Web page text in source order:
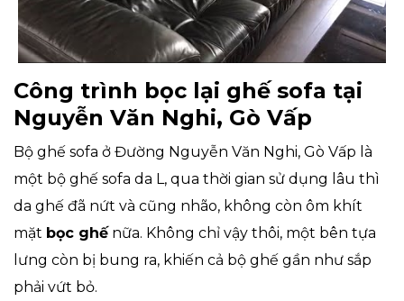
Công trình bọc lại ghế sofa tại
Nguyễn Văn Nghi, Gò Vấp
Bộ ghế sofa ở Đường Nguyễn Văn Nghi, Gò Vấp là
một bộ ghế sofa da L, qua thời gian sử dụng lâu thì
da ghế đã nứt và cũng nhão, không còn ôm khít
mặt bọc ghếnữa. Không chỉ vậy thôi, một bên tựa
lưng còn bị bung ra, khiến cả bộ ghế gần như sắp
phải vứt bỏ.